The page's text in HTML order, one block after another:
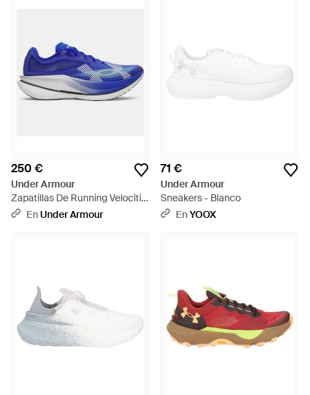
250 €
Under Armour
Zapatillas De Running Velociti
Elite Team Royal Metalico Plata
EnUnder Armour
71 €
Under Armour
Sneakers - Blanco
EnYOOX